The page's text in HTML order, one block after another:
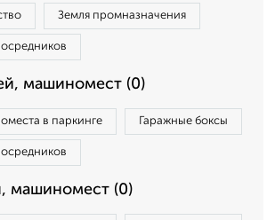
Земля промназначения
машиномест (0)
в паркинге Гаражные боксы
машиномест (0)